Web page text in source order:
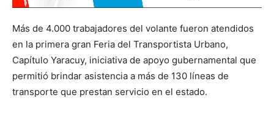
Más de 4.000 trabajadores del volante fueron atendidos
en la primera gran Feria del Transportista Urbano,
Capítulo Yaracuy, iniciativa de apoyo gubernamental que
permitió brindar asistencia a más de 130 líneas de
transporte que prestan servicio en el estado.